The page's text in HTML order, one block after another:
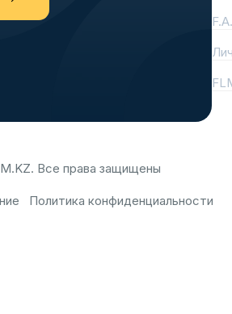
Все права защищены
Политика конфиденциальности